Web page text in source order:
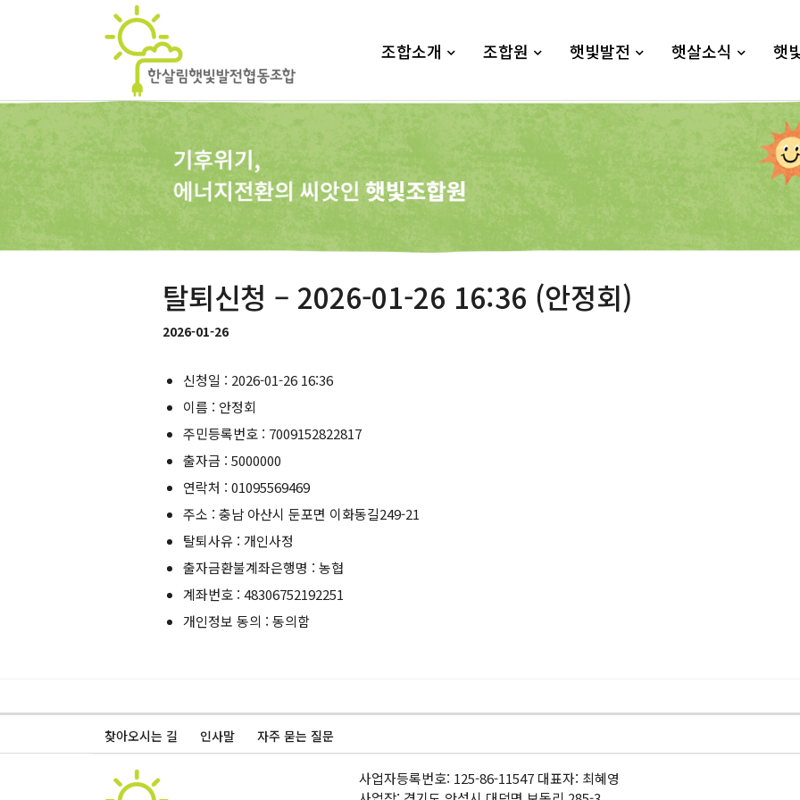
조합소개 조합원 햇빛발전 햇살소식 햇
탈퇴신청 – 2026-01-26 16:36 (안정회)
2026-01-26
신청일 : 2026-01-26 16:36
이름 : 안정회
주민등록번호 : 7009152822817
출자금 : 5000000
연락처 : 01095569469
주소 : 충남 아산시 둔포면 이화동길249-21
탈퇴사유 : 개인사정
출자금환불계좌은행명 : 농협
계좌번호 : 48306752192251
개인정보 동의 : 동의함
찾아오시는 길 인사말 자주 묻는 질문
사업자등록번호: 125-86-11547 대표자: 최혜영